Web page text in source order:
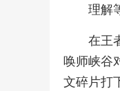
理解
在王
唤师峡谷
文碎片打